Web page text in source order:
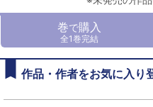
巻で購入
全1巻完結
作品・作者をお気に入り